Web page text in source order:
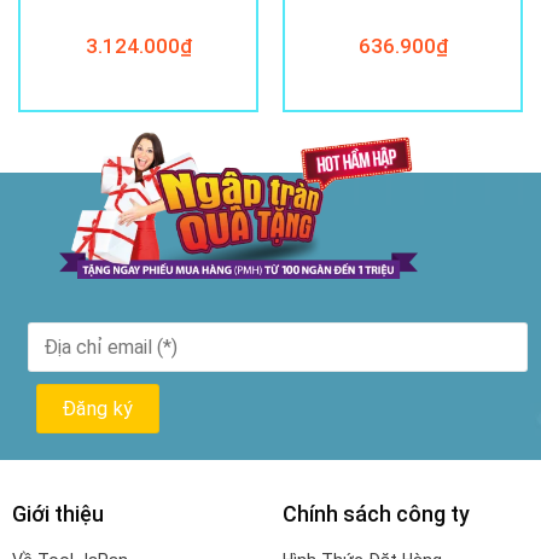
3.124.000₫ 636.900₫
Giới thiệu Chính sách công ty